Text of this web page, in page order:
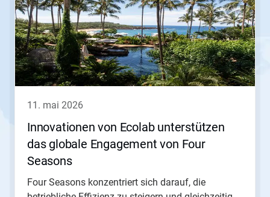
ein
Karussell.
Nutzen
Sie
die
Schaltflächen
Weiter
und
navigieren,
springen
11. mai 2026
Innovationen von Ecolab unterstützen
das globale Engagement von Four
Seasons​​​​​​​
Four Seasons konzentriert sich darauf, die